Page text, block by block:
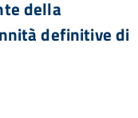
della
definitive di